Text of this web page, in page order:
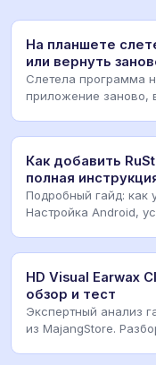
На планшете
или вернуть
Слетела программа
приложение заново,
Как добавить
полная
Подробный гайд: как
Настройка Android,
HD Visual Earwax
обзор и тест
Экспертный анализ
из MajangStore.